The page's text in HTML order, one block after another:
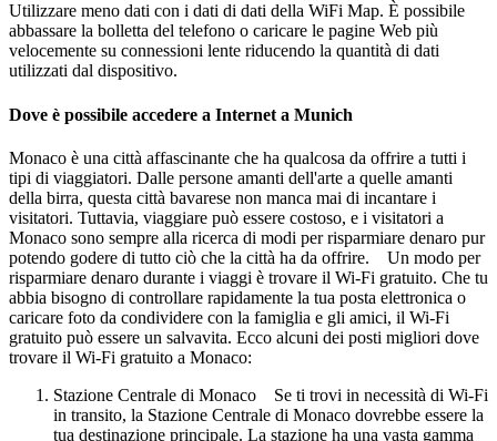
Utilizzare meno dati con i dati di dati della WiFi Map. È possibile
abbassare la bolletta del telefono o caricare le pagine Web più
velocemente su connessioni lente riducendo la quantità di dati
utilizzati dal dispositivo.
Dove è possibile accedere a Internet a Munich
Monaco è una città affascinante che ha qualcosa da offrire a tutti i
tipi di viaggiatori. Dalle persone amanti dell'arte a quelle amanti
della birra, questa città bavarese non manca mai di incantare i
visitatori. Tuttavia, viaggiare può essere costoso, e i visitatori a
Monaco sono sempre alla ricerca di modi per risparmiare denaro pur
potendo godere di tutto ciò che la città ha da offrire. Un modo per
risparmiare denaro durante i viaggi è trovare il Wi-Fi gratuito. Che tu
abbia bisogno di controllare rapidamente la tua posta elettronica o
caricare foto da condividere con la famiglia e gli amici, il Wi-Fi
gratuito può essere un salvavita. Ecco alcuni dei posti migliori dove
trovare il Wi-Fi gratuito a Monaco:
Stazione Centrale di Monaco Se ti trovi in ​​necessità di Wi-Fi
in transito, la Stazione Centrale di Monaco dovrebbe essere la
tua destinazione principale. La stazione ha una vasta gamma